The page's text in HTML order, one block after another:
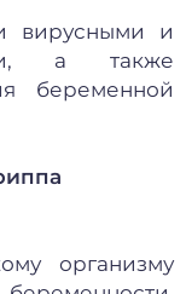
вирусными и
а также
беременной
организму